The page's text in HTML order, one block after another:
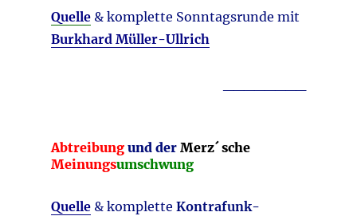
Quelle& komplette Sonntagsrunde mit
Burkhard Müller-Ullrich
Abtreibungund der Merz´ sche
Meinungsumschwung
Quelle& komplette Kontrafunk-